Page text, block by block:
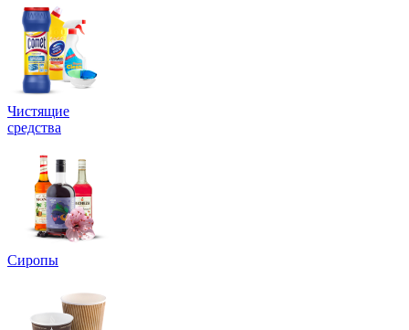
Чистящие
средства
Сиропы